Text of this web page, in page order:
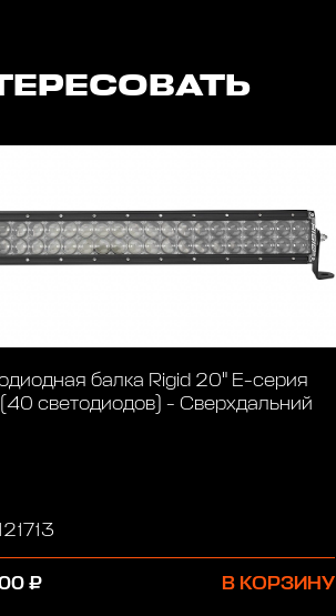
балка Rigid 20" Е-серия
светодиодов) - Сверхдальний
₽ В КОРЗИНУ